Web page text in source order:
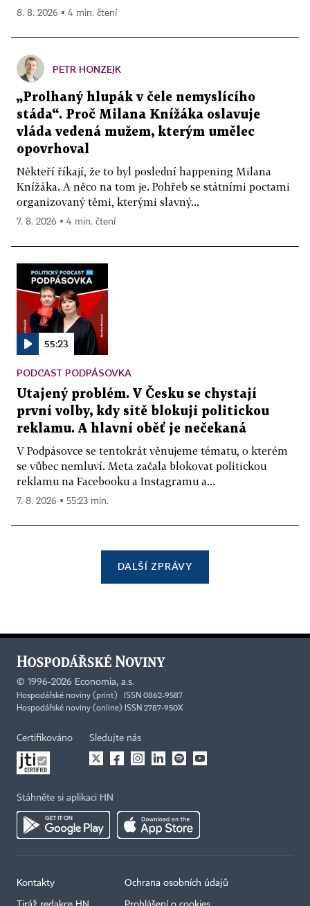
8. 8. 2026 ▪ 4 min. čtení
PETR HONZEJK
„Prolhaný hlupák v čele nemyslícího
stáda“. Proč Milana Knížáka oslavuje
vláda vedená mužem, kterým umělec
opovrhoval
Někteří říkají, že to byl poslední happening Milana
Knížáka. A něco na tom je. Pohřeb se státními poctami
organizovaný těmi, kterými slavný...
7. 8. 2026 ▪ 4 min. čtení
55:23
PODCAST PODPÁSOVKA
Utajený problém. V Česku se chystají
první volby, kdy sítě blokují politickou
reklamu. A hlavní oběť je nečekaná
V Podpásovce se tentokrát věnujeme tématu, o kterém
se vůbec nemluví. Meta začala blokovat politickou
reklamu na Facebooku a Instagramu a...
7. 8. 2026 ▪ 55:23 min.
DALŠÍ ZPRÁVY
© 1996-2026 Economia, a.s.
Hospodářské noviny (print) ISSN 0862-9587
Hospodářské noviny (online) ISSN 2787-950X
Certifikováno Sledujte nás
Stáhněte si aplikaci HN
Kontakty Ochrana osobních údajů